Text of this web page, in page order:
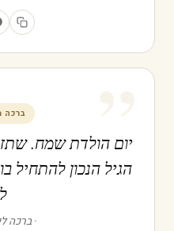
” ברכה
יום הולדת שמח.
הגיל הנכון
ברכה